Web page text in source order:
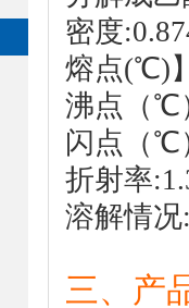
密度
熔点(℃)
沸点（℃
闪点（℃
折射率
溶解情
三、产